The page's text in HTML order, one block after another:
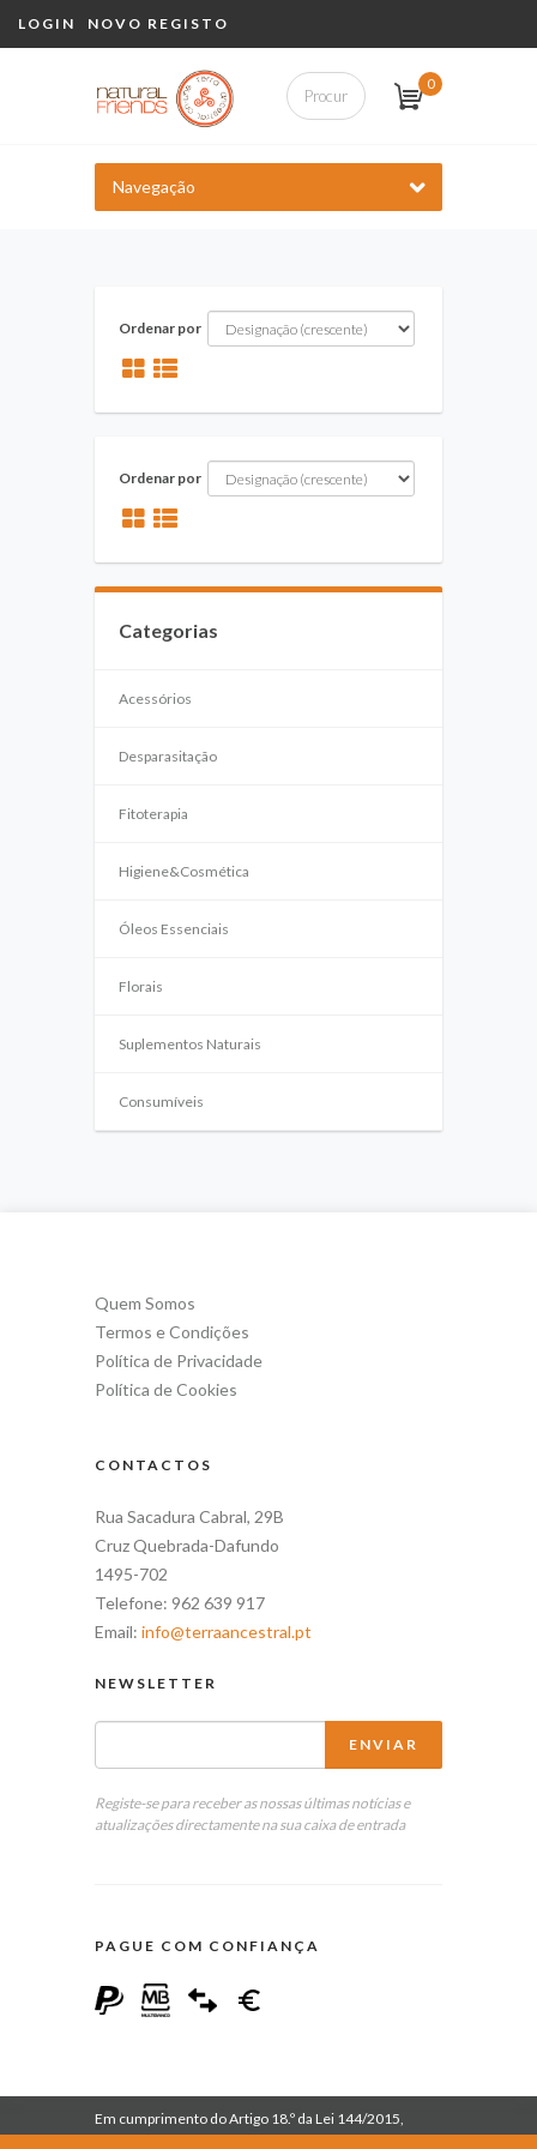
LOGIN NOVO REGISTO
0
Navegação
Ordenar por
Ordenar por
Categorias
Acessórios
Desparasitação
Fitoterapia
Higiene&Cosmética
Óleos Essenciais
Florais
Suplementos Naturais
Consumíveis
Quem Somos
Termos e Condições
Política de Privacidade
Política de Cookies
CONTACTOS
Rua Sacadura Cabral, 29B
Cruz Quebrada-Dafundo
1495-702
Telefone: 962 639 917
Email: info@terraancestral.pt
NEWSLETTER
Registe-se para receber as nossas últimas notícias e
atualizações directamente na sua caixa de entrada
PAGUE COM CONFIANÇA
Em cumprimento do Artigo 18.º da Lei 144/2015,
informa-se que esta empresa se encontra inscrita no